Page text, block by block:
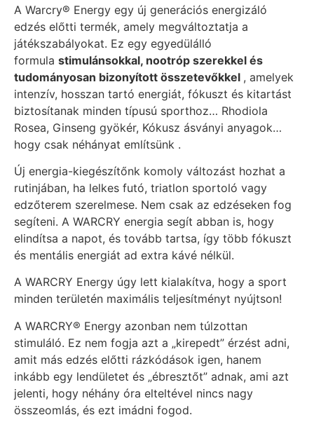
A Warcry® Energy egy új generációs energizáló
edzés előtti termék, amely megváltoztatja a
játékszabályokat. Ez egy egyedülálló
formula stimulánsokkal, nootróp szerekkel és
tudományosan bizonyított összetevőkkel , amelyek
intenzív, hosszan tartó energiát, fókuszt és kitartást
biztosítanak minden típusú sporthoz… Rhodiola
Rosea, Ginseng gyökér, Kókusz ásványi anyagok…
hogy csak néhányat említsünk .
Új energia-kiegészítőnk komoly változást hozhat a
rutinjában, ha lelkes futó, triatlon sportoló vagy
edzőterem szerelmese. Nem csak az edzéseken fog
segíteni. A WARCRY energia segít abban is, hogy
elindítsa a napot, és tovább tartsa, így több fókuszt
és mentális energiát ad extra kávé nélkül.
A WARCRY Energy úgy lett kialakítva, hogy a sport
minden területén maximális teljesítményt nyújtson!
A WARCRY® Energy azonban nem túlzottan
stimuláló. Ez nem fogja azt a „kirepedt” érzést adni,
amit más edzés előtti rázkódások igen, hanem
inkább egy lendületet és „ébresztőt” adnak, ami azt
jelenti, hogy néhány óra elteltével nincs nagy
összeomlás, és ezt imádni fogod.